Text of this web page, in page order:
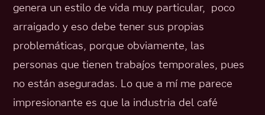
genera un estilo de vida muy particular, poco
arraigado y eso debe tener sus propias
problemáticas, porque obviamente, las
personas que tienen trabajos temporales, pues
no están aseguradas. Lo que a mí me parece
impresionante es que la industria del café